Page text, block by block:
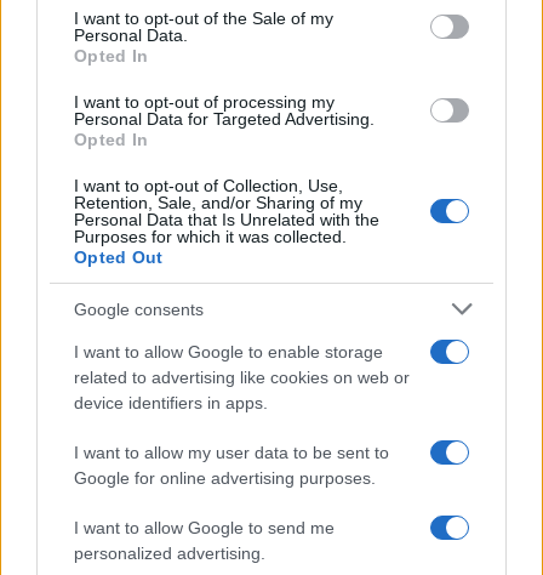
consent section.
I want to opt-out of the Sale of my
Personal Data.
Opted In
I want to opt-out of processing my
Personal Data for Targeted Advertising.
Opted In
I want to opt-out of Collection, Use,
Retention, Sale, and/or Sharing of my
Personal Data that Is Unrelated with the
Purposes for which it was collected.
Opted Out
Google consents
I want to allow Google to enable storage
related to advertising like cookies on web or
device identifiers in apps.
I want to allow my user data to be sent to
Google for online advertising purposes.
I want to allow Google to send me
personalized advertising.
Erasmus+ en la Universidad de Jaén
INTERNACIONAL
Una mujer amamanta a su novio antes de
tener relaciones sexuales
Una mujer amamanta a su novio y explica…